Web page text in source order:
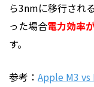
ら3nmに移行され
った場合電力効率
す。
参考： Apple M3 vs